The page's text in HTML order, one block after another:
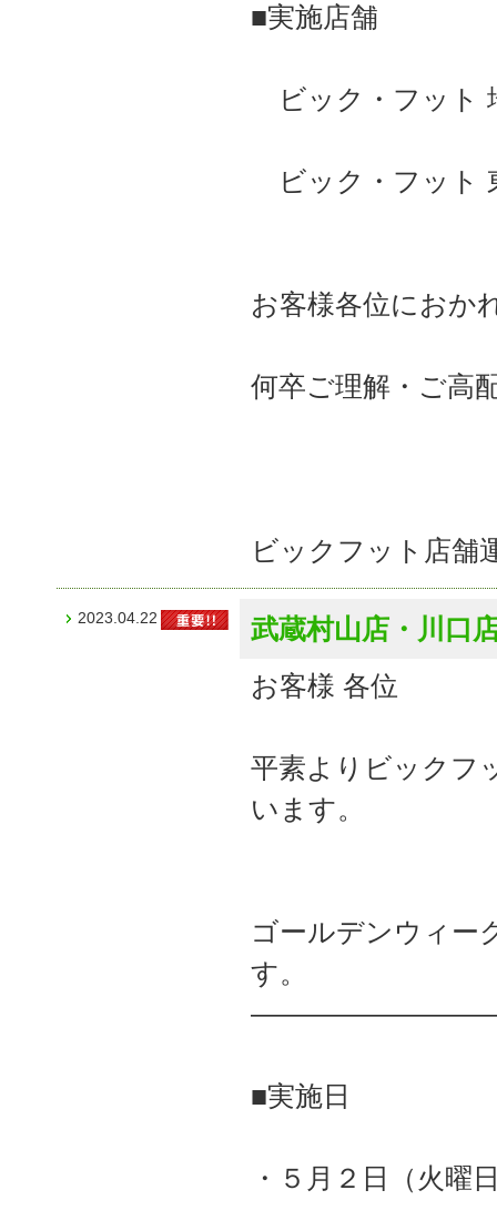
■実施店舗
ビック・フット
ビック・フット
お客様各位におか
何卒ご理解・ご高
ビックフット店舗
2023.04.22
武蔵村山店・川口
お客様 各位
平素よりビックフ
います。
ゴールデンウィー
す。
■実施日
・５月２日（火曜